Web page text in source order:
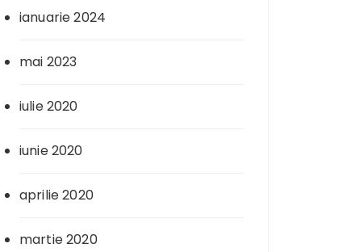
ianuarie 2024
mai 2023
iulie 2020
iunie 2020
aprilie 2020
martie 2020